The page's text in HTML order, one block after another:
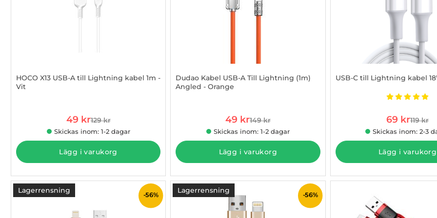
HOCO X13 USB-A till Lightning kabel 1m -
Vit
rea pris
49 krtidigare pris
129 kr
Skickas inom: 1-2 dagar
Lägg i varukorg
Dudao Kabel USB-A Till Lightning (1m)
Angled - Orange
rea pris
49 krtidigare pris
149 kr
Skickas inom: 1-2 dagar
Lägg i varukorg
USB-C till Lightning kabel
Art. nr 1002850239 Betyg: 5
rea pris
69 krtidigare
119 kr
Skickas inom: 2-3
Lägg i varukorg
Lagerrensning
-56%
Lagerrensning
-56%